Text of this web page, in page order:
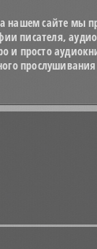
нашем сайте мы
писателя,
и просто